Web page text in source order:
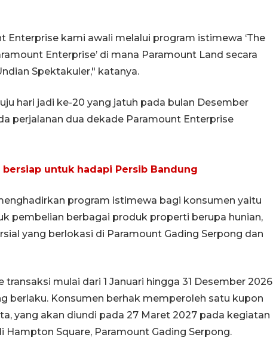
Enterprise kami awali melalui program istimewa ‘The
Enterprise’ di mana Paramount Land secara
Spektakuler," katanya.
hari jadi ke-20 yang jatuh pada bulan Desember
perjalanan dua dekade Paramount Enterprise
untuk hadapi Persib Bandung
program istimewa bagi konsumen yaitu
pembelian berbagai produk properti berupa hunian,
yang berlokasi di Paramount Gading Serpong dan
mulai dari 1 Januari hingga 31 Desember 2026
berlaku. Konsumen berhak memperoleh satu kupon
yang akan diundi pada 27 Maret 2027 pada kegiatan
Hampton Square, Paramount Gading Serpong.